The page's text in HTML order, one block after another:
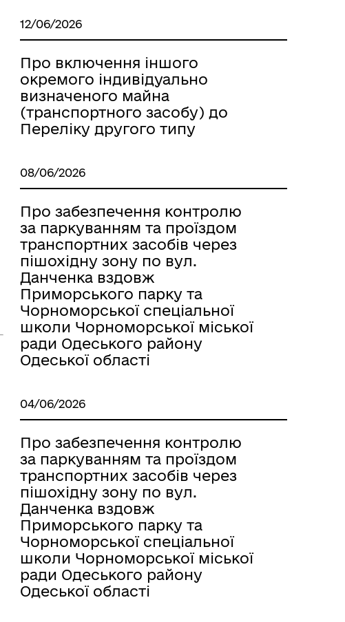
12/06/2026
Про включення іншого
окремого індивідуально
визначеного майна
(транспортного засобу) до
Переліку другого типу
08/06/2026
Про забезпечення контролю
за паркуванням та проїздом
транспортних засобів через
пішохідну зону по вул.
Данченка вздовж
Приморського парку та
Чорноморської спеціальної
школи Чорноморської міської
ради Одеського району
Одеської області
04/06/2026
Про забезпечення контролю
за паркуванням та проїздом
транспортних засобів через
пішохідну зону по вул.
Данченка вздовж
Приморського парку та
Чорноморської спеціальної
школи Чорноморської міської
ради Одеського району
Одеської області